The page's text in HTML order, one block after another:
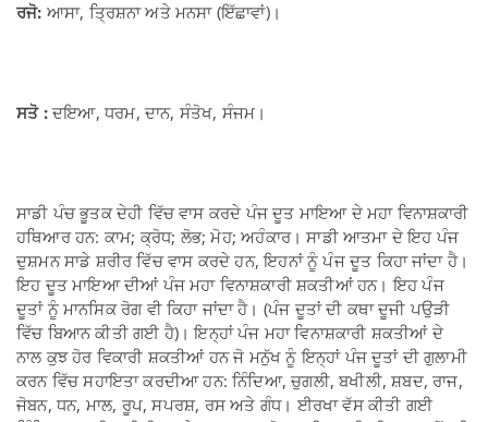
ਰਜੋ: ਆਸਾ, ਤ੍ਰਿਸ਼ਨਾ ਅਤੇ ਮਨਸਾ (ਇੱਛਾਵਾਂ)।
ਸਤੋ :ਦਇਆ, ਧਰਮ, ਦਾਨ, ਸੰਤੋਖ, ਸੰਜਮ।
ਸਾਡੀ ਪੰਚ ਭੂਤਕ ਦੇਹੀ ਵਿੱਚ ਵਾਸ ਕਰਦੇ ਪੰਜ ਦੂਤ ਮਾਇਆ ਦੇ ਮਹਾ ਵਿਨਾਸ਼ਕਾਰੀ
ਹਥਿਆਰ ਹਨ: ਕਾਮ; ਕ੍ਰੋਧ; ਲੋਭ; ਮੋਹ; ਅਹੰਕਾਰ। ਸਾਡੀ ਆਤਮਾ ਦੇ ਇਹ ਪੰਜ
ਦੁਸ਼ਮਨ ਸਾਡੇ ਸ਼ਰੀਰ ਵਿੱਚ ਵਾਸ ਕਰਦੇ ਹਨ, ਇਹਨਾਂ ਨੂੰ ਪੰਜ ਦੂਤ ਕਿਹਾ ਜਾਂਦਾ ਹੈ।
ਇਹ ਦੂਤ ਮਾਇਆ ਦੀਆਂ ਪੰਜ ਮਹਾ ਵਿਨਾਸ਼ਕਾਰੀ ਸ਼ਕਤੀਆਂ ਹਨ। ਇਹ ਪੰਜ
ਦੂਤਾਂ ਨੂੰ ਮਾਨਸਿਕ ਰੋਗ ਵੀ ਕਿਹਾ ਜਾਂਦਾ ਹੈ। (ਪੰਜ ਦੂਤਾਂ ਦੀ ਕਥਾ ਦੂਜੀ ਪਉੜੀ
ਵਿੱਚ ਬਿਆਨ ਕੀਤੀ ਗਈ ਹੈ)। ਇਨ੍ਹਾਂ ਪੰਜ ਮਹਾ ਵਿਨਾਸ਼ਕਾਰੀ ਸ਼ਕਤੀਆਂ ਦੇ
ਨਾਲ ਕੁਝ ਹੋਰ ਵਿਕਾਰੀ ਸ਼ਕਤੀਆਂ ਹਨ ਜੋ ਮਨੁੱਖ ਨੂੰ ਇਨ੍ਹਾਂ ਪੰਜ ਦੂਤਾਂ ਦੀ ਗੁਲਾਮੀ
ਕਰਨ ਵਿੱਚ ਸਹਾਇਤਾ ਕਰਦੀਆ ਹਨ: ਨਿੰਦਿਆ, ਚੁਗਲੀ, ਬਖੀਲੀ, ਸ਼ਬਦ, ਰਾਜ,
ਜੋਬਨ, ਧਨ, ਮਾਲ, ਰੂਪ, ਸਪਰਸ਼, ਰਸ ਅਤੇ ਗੰਧ। ਈਰਖਾ ਵੱਸ ਕੀਤੀ ਗਈ